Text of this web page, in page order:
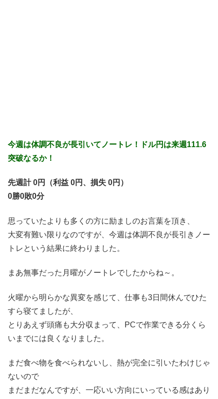
今週は体調不良が長引いてノートレ！ドル円は来週111.6
突破なるか！
先週計 0円（利益 0円、損失 0円）
0勝0敗0分
思っていたよりも多くの方に励ましのお言葉を頂き、
大変有難い限りなのですが、今週は体調不良が長引きノー
トレという結果に終わりました。
まあ無事だった月曜がノートレでしたからね～。
火曜から明らかな異変を感じて、仕事も3日間休んでひた
すら寝てましたが、
とりあえず頭痛も大分収まって、PCで作業できる分くら
いまでには良くなりました。
まだ食べ物を食べられないし、熱が完全に引いたわけじゃ
ないので
まだまだなんですが、一応いい方向にいっている感はあり